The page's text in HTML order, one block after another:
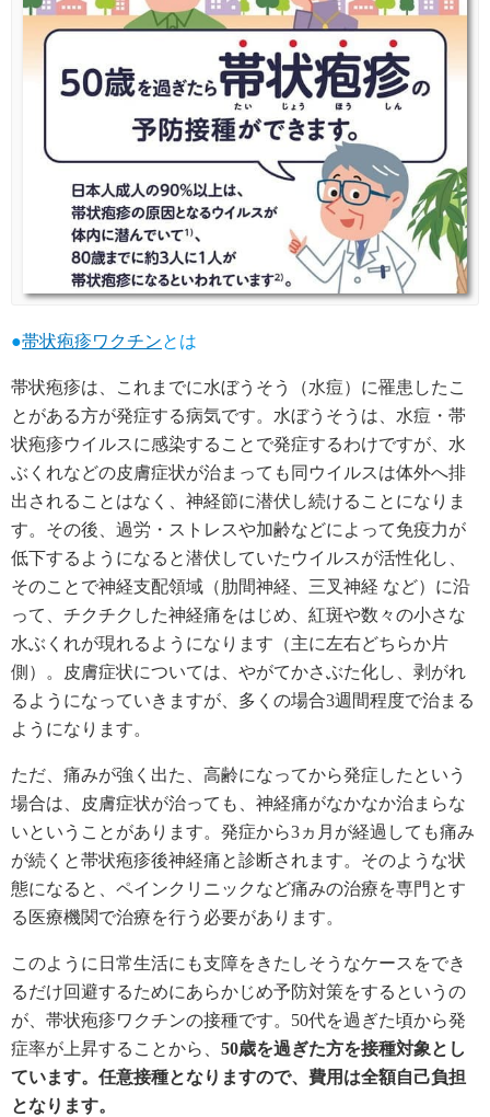
●帯状疱疹ワクチンとは
帯状疱疹は、これまでに水ぼうそう（水痘）に罹患したこ
とがある方が発症する病気です。水ぼうそうは、水痘・帯
状疱疹ウイルスに感染することで発症するわけですが、水
ぶくれなどの皮膚症状が治まっても同ウイルスは体外へ排
出されることはなく、神経節に潜伏し続けることになりま
す。その後、過労・ストレスや加齢などによって免疫力が
低下するようになると潜伏していたウイルスが活性化し、
そのことで神経支配領域（肋間神経、三叉神経 など）に沿
って、チクチクした神経痛をはじめ、紅斑や数々の小さな
水ぶくれが現れるようになります（主に左右どちらか片
側）。皮膚症状については、やがてかさぶた化し、剥がれ
るようになっていきますが、多くの場合3週間程度で治まる
ようになります。
ただ、痛みが強く出た、高齢になってから発症したという
場合は、皮膚症状が治っても、神経痛がなかなか治まらな
いということがあります。発症から3ヵ月が経過しても痛み
が続くと帯状疱疹後神経痛と診断されます。そのような状
態になると、ペインクリニックなど痛みの治療を専門とす
る医療機関で治療を行う必要があります。
このように日常生活にも支障をきたしそうなケースをでき
るだけ回避するためにあらかじめ予防対策をするというの
が、帯状疱疹ワクチンの接種です。50代を過ぎた頃から発
症率が上昇することから、 50歳を過ぎた方を接種対象とし
ています。任意接種となりますので、費用は全額自己負担
となります。